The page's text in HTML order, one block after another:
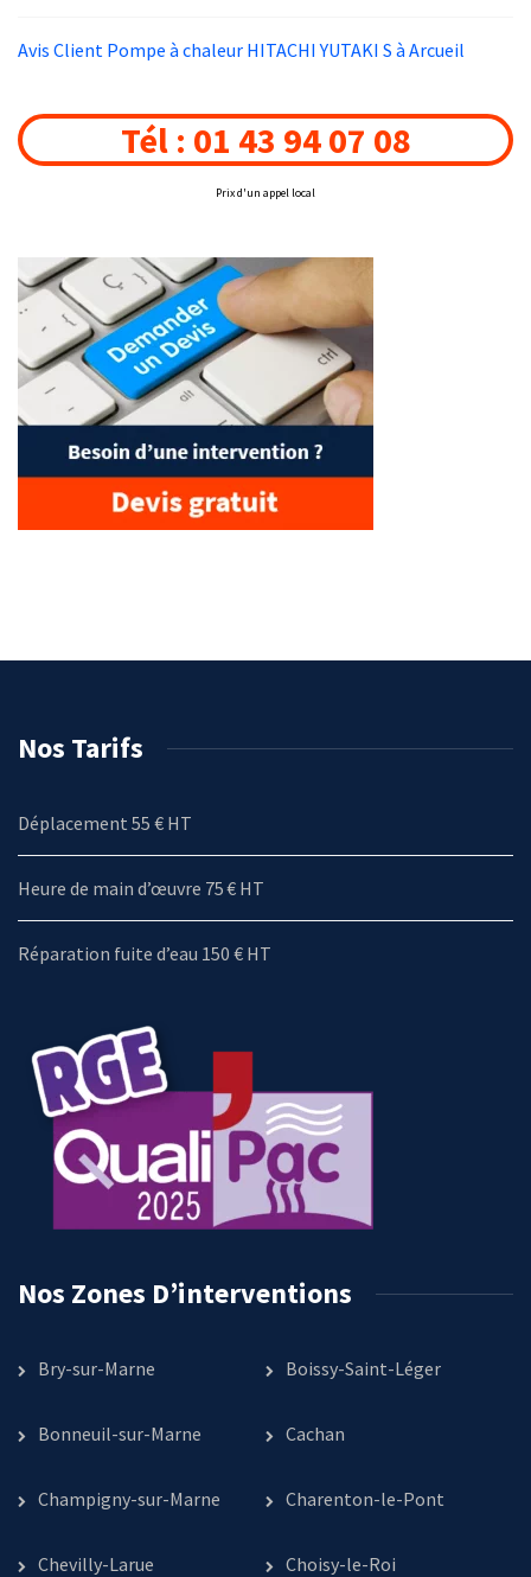
Avis Client Pompe à chaleur HITACHI YUTAKI S à Arcueil
Tél : 01 43 94 07 08
Prix d'un appel local
Nos Tarifs
Déplacement 55 € HT
Heure de main d’œuvre 75 € HT
Réparation fuite d’eau 150 € HT
Nos Zones D’interventions
Bry-sur-Marne Boissy-Saint-Léger
Bonneuil-sur-Marne Cachan
Champigny-sur-Marne Charenton-le-Pont
Chevilly-Larue Choisy-le-Roi